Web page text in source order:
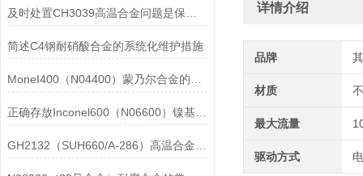
简述C4钢耐硝酸合金的系统化维护措施
正确存放Inconel600（N06600）镍基合金的重要性介绍
详情介绍
品牌
材质
最大流量
驱动方式